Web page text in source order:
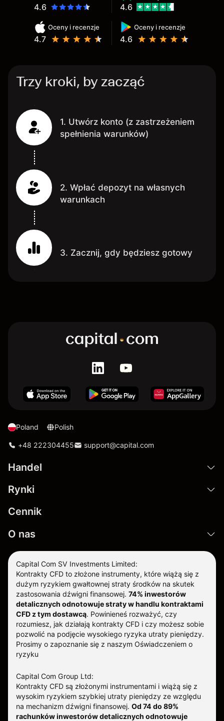
4.6
Oceny i recenzje
4.7
Oceny i recenzje
4.6
4.6
Trzy kroki, by zacząć
1. Utwórz konto (z zastrzeżeniem
spełnienia warunków)
2. Wpłać depozyt na własnych
warunkach
3. Zacznij, gdy będziesz gotowy
Poland Polish
+48 222304455 support@capital.com
Handel
Rynki
Cennik
O nas
Capital Com SV Investments Limited:
Kontrakty CFD to złożone instrumenty, które wiążą się z
dużym ryzykiem gwałtownej straty środków na skutek
zastosowania dźwigni finansowej. 74% inwestorów
detalicznych odnotowuje straty w handlu kontraktami
CFD z tym dostawcą. Powinieneś rozważyć, czy
rozumiesz, jak działają kontrakty CFD i czy możesz sobie
pozwolić na podjęcie wysokiego ryzyka utraty pieniędzy.
Prosimy o zapoznanie się z naszym Oświadczeniem o
ryzyku
Capital Com Group Ltd:
Kontrakty CFD są złożonymi instrumentami i wiążą się z
wysokim ryzykiem szybkiej utraty pieniędzy ze względu
na mechanizm dźwigni finansowej. Od 74 do 89%
rachunków inwestorów detalicznych odnotowuje